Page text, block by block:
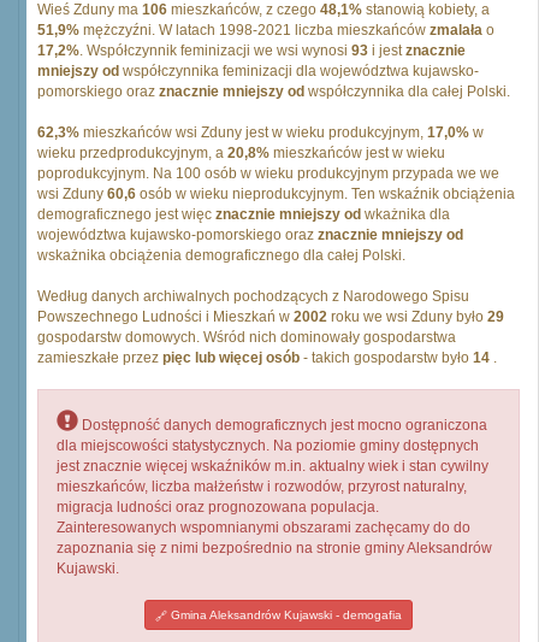
Wieś Zduny ma 106 mieszkańców, z czego 48,1% stanowią kobiety, a
51,9% mężczyźni. W latach 1998-2021 liczba mieszkańców zmalała o
17,2%. Współczynnik feminizacji we wsi wynosi 93 i jestznacznie
mniejszy od współczynnika feminizacji dla województwa kujawsko-
pomorskiego oraz znacznie mniejszy od współczynnika dla całej Polski.
62,3% mieszkańców wsi Zduny jest w wieku produkcyjnym, 17,0% w
wieku przedprodukcyjnym, a 20,8% mieszkańców jest w wieku
poprodukcyjnym. Na 100 osób w wieku produkcyjnym przypada we we
wsi Zduny 60,6 osób w wieku nieprodukcyjnym. Ten wskaźnik obciążenia
demograficznego jest więc znacznie mniejszy od wkażnika dla
województwa kujawsko-pomorskiego oraz znacznie mniejszy od
wskażnika obciążenia demograficznego dla całej Polski.
Według danych archiwalnych pochodzących z Narodowego Spisu
Powszechnego Ludności i Mieszkań w 2002 roku we wsi Zduny było 29
gospodarstw domowych. Wśród nich dominowały gospodarstwa
zamieszkałe przez pięc lub więcej osób - takich gospodarstw było 14 .
Dostępność danych demograficznych jest mocno ograniczona
dla miejscowości statystycznych. Na poziomie gminy dostępnych
jest znacznie więcej wskaźników m.in. aktualny wiek i stan cywilny
mieszkańców, liczba małżeństw i rozwodów, przyrost naturalny,
migracja ludności oraz prognozowana populacja.
Zainteresowanych wspomnianymi obszarami zachęcamy do do
zapoznania się z nimi bezpośrednio na stronie gminy Aleksandrów
Kujawski.
Gmina Aleksandrów Kujawski - demogafia